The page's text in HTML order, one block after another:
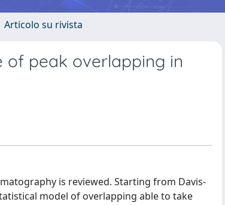
Articolo su rivista
peak overlapping in
is reviewed. Starting from Davis-
model of overlapping able to take